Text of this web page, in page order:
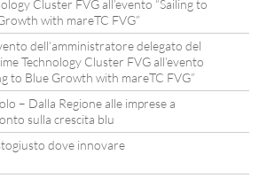
Cluster FVG all’evento “Sailing to
with mareTC FVG”
dell’amministratore delegato del
Technology Cluster FVG all’evento
to Blue Growth with mareTC FVG”
– Dalla Regione alle imprese a
sulla crescita blu
dove innovare